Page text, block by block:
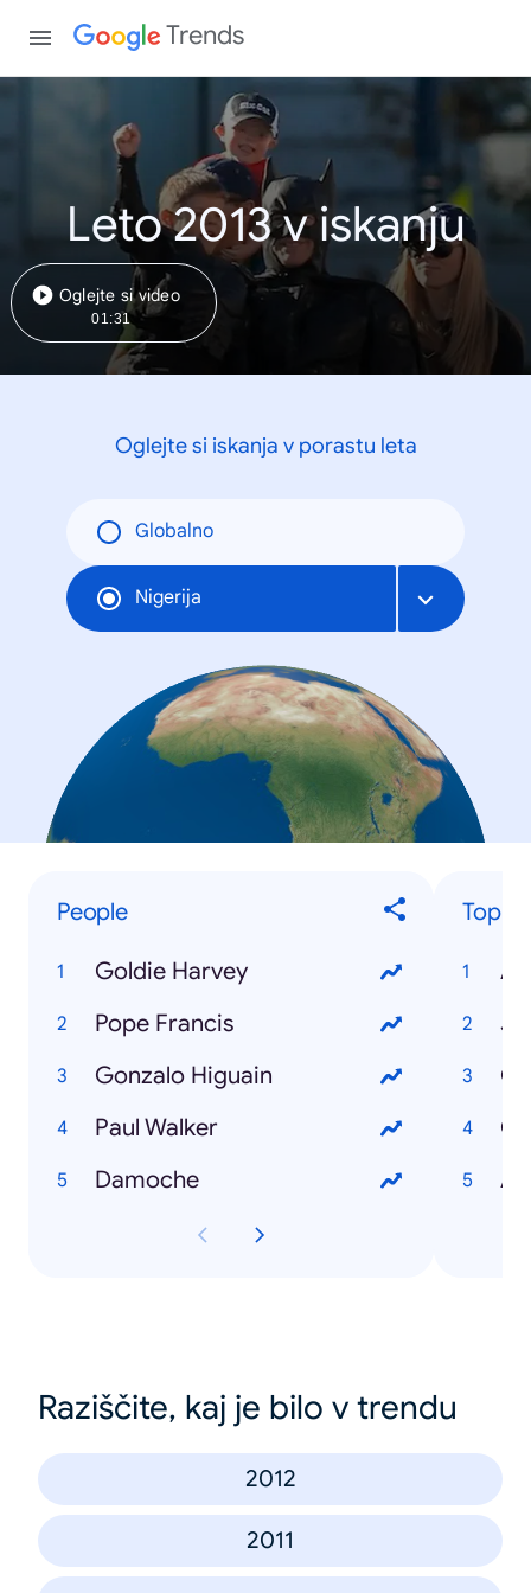
Trends
Leto 2013 v iskanju
Oglejte si video
01:31
Oglejte si iskanja v porastu leta
Globalno
Nigerija
People
Goldie Harvey
Pope Francis
Gonzalo Higuain
Paul Walker
Damoche
Top
Raziščite, kaj je bilo v trendu
2012
2011